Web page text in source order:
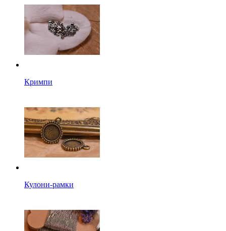
Кримпи
Кулони-рамки